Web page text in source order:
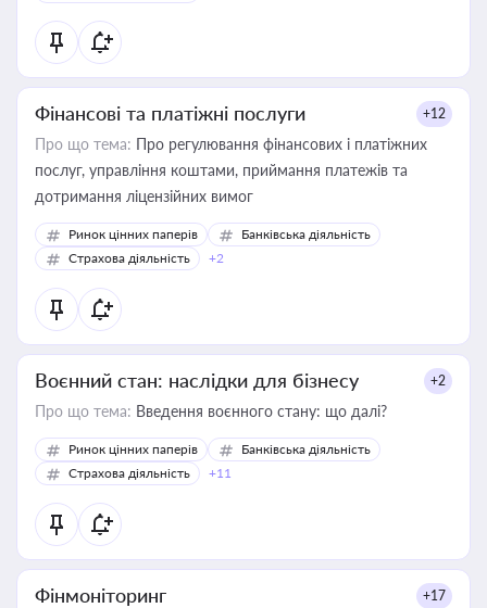
Фінансові та платіжні послуги +12
Про що тема: Про регулювання фінансових і платіжних
послуг, управління коштами, приймання платежів та
дотримання ліцензійних вимог
Ринок цінних паперів
Банківська діяльність
Страхова діяльність
+2
Воєнний стан: наслідки для бізнесу +2
Про що тема: Введення воєнного стану: що далі?
Ринок цінних паперів
Банківська діяльність
Страхова діяльність
+11
Фінмоніторинг +17